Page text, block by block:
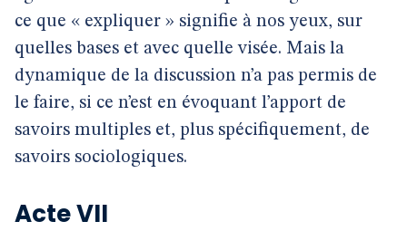
ce que « expliquer » signifie à nos yeux, sur
quelles bases et avec quelle visée. Mais la
dynamique de la discussion n’a pas permis de
le faire, si ce n’est en évoquant l’apport de
savoirs multiples et, plus spécifiquement, de
savoirs sociologiques.
Acte VII